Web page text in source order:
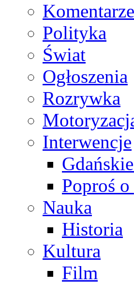
Komentarze
Polityka
Świat
Ogłoszenia
Rozrywka
Interwencje
Poproś
Nauka
Historia
Kultura
Film